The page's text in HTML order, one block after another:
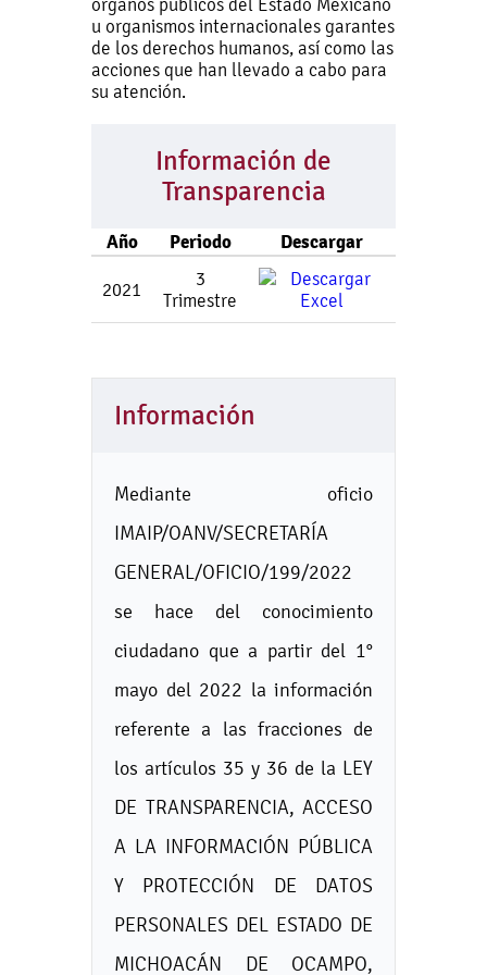
órganos públicos del Estado Mexicano
u organismos internacionales garantes
de los derechos humanos, así como las
acciones que han llevado a cabo para
su atención.
Información de
Transparencia
Año Periodo Descargar
2021
3
Trimestre
Información
Mediante oficio
IMAIP/OANV/SECRETARÍA
GENERAL/OFICIO/199/2022
se hace del conocimiento
ciudadano que a partir del 1°
mayo del 2022 la información
referente a las fracciones de
los artículos 35 y 36 de la LEY
DE TRANSPARENCIA, ACCESO
A LA INFORMACIÓN PÚBLICA
Y PROTECCIÓN DE DATOS
PERSONALES DEL ESTADO DE
MICHOACÁN DE OCAMPO,